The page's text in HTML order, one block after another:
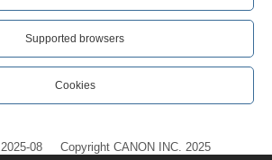
Supported browsers
Cookies
2025-08 Copyright CANON INC. 2025